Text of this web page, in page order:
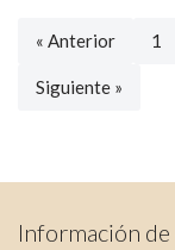
« Anterior 1
Siguiente »
Información